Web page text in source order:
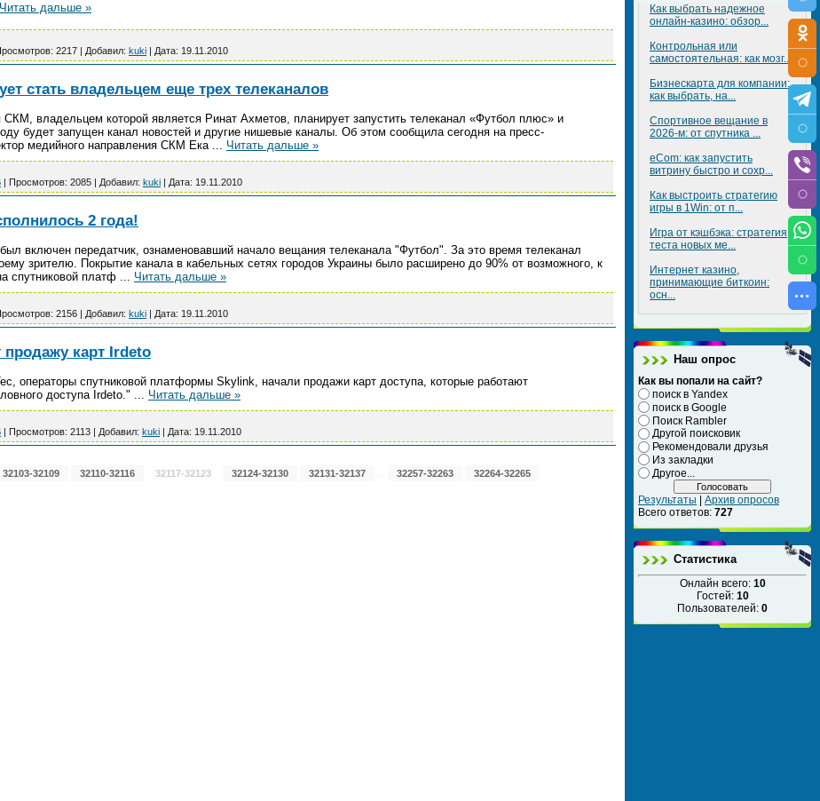
Читать дальше »
2217 | Добавил: kuki | Дата: 19.11.2010
стать владельцем еще трех телеканалов
СКМ, владельцем которой является Ринат Ахметов, планирует запустить телеканал «Футбол плюс» и
будет запущен канал новостей и другие нишевые каналы. Об этом сообщила сегодня на пресс-
медийного направления СКМ Ека ... Читать дальше »
| Просмотров: 2085 | Добавил: kuki | Дата: 19.11.2010
2 года!
включен передатчик, ознаменовавший начало вещания телеканала "Футбол". За это время телеканал
зрителю. Покрытие канала в кабельных сетях городов Украины было расширено до 90% от возможного, к
спутниковой платф ... Читать дальше »
2156 | Добавил: kuki | Дата: 19.11.2010
продажу карт Irdeto
операторы спутниковой платформы Skylink, начали продажи карт доступа, которые работают
доступа Irdeto." ... Читать дальше »
| Просмотров: 2113 | Добавил: kuki | Дата: 19.11.2010
32103-32109 32110-32116 32117-32123 32124-32130 32131-32137 32257-32263 32264-32265
Как выбрать надежное
онлайн-казино: обзор...
Контрольная или
самостоятельная: как мозг...
Бизнескарта для компании:
как выбрать, на...
Спортивное вещание в
2026-м: от спутника ...
eCom: как запустить
витрину быстро и сохр...
Как выстроить стратегию
игры в 1Win: от п...
Игра от кэшбэка: стратегия
теста новых ме...
Интернет казино,
принимающие биткоин:
осн...
Наш опрос
Как вы попали на сайт?
поиск в Yandex
поиск в Google
Поиск Rambler
Другой поисковик
Рекомендовали друзья
Из закладки
Другое...
Результаты | Архив опросов
Всего ответов: 727
Статистика
Онлайн всего: 10
Гостей: 10
Пользователей: 0